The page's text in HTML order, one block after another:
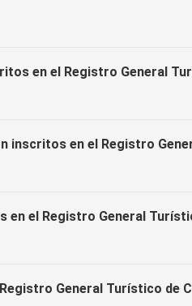
en el Registro General
inscritos en el Registro
en el Registro General
General Turístico de